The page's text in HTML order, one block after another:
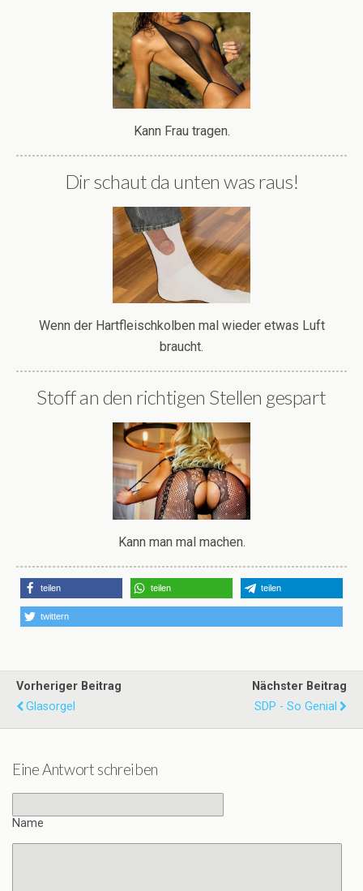
Kann Frau tragen.
Dir schaut da unten was raus!
Wenn der Hartfleischkolben mal wieder etwas Luft
braucht.
Stoff an den richtigen Stellen gespart
Kann man mal machen.
teilen teilen teilen
twittern
Vorheriger Beitrag
Glasorgel
Nächster Beitrag
SDP - So Genial
Eine Antwort schreiben
Name